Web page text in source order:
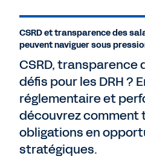
CSRD et transparence des
peuvent naviguer sous
CSRD, transparence
défis pour les DRH ?
réglementaire et
découvrez comment
obligations en
stratégiques.